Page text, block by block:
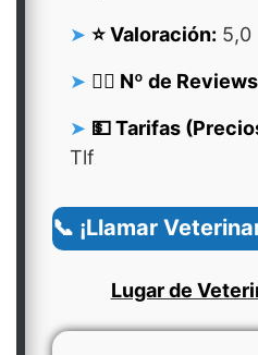
⭐ Valoración: 5,0
👍🏻 Nº de
💵 Tarifas
Tlf
📞 ¡Llamar
Lugar de